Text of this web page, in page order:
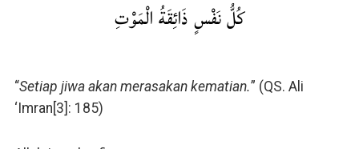
كُلُّ نَفْسٍ ذَائِقَةُ الْمَوْتِ
“Setiap jiwa akan merasakan kematian.” (QS. Ali
‘Imran[3]: 185)